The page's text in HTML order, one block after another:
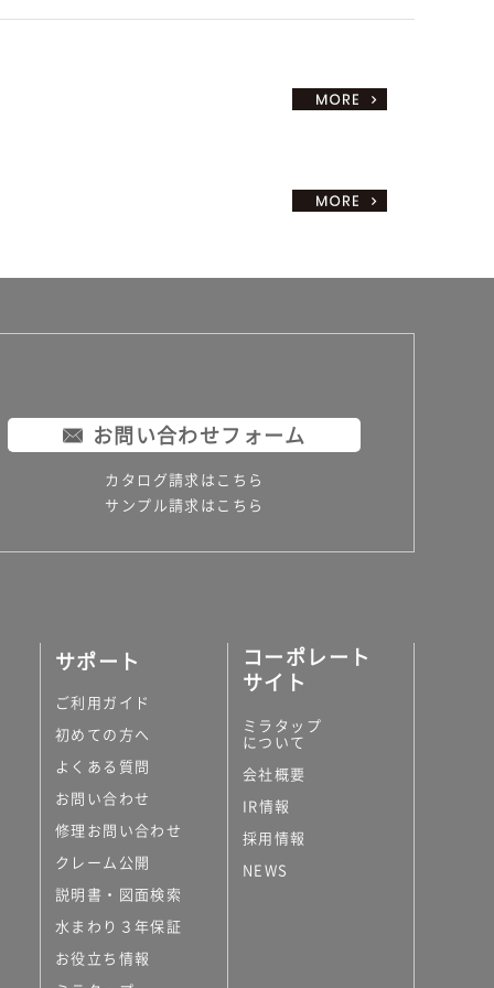
お問い合わせフォーム
カタログ請求はこちら
サンプル請求はこちら
サポート
ご利用ガイド
初めての方へ
よくある質問
お問い合わせ
修理お問い合わせ
クレーム公開
説明書・図面検索
水まわり３年保証
お役立ち情報
コーポレート
サイト
ミラタップ
について
会社概要
IR情報
採用情報
NEWS